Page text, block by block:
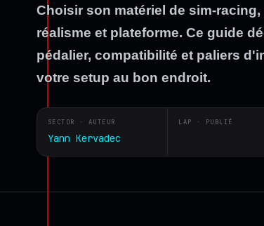
Choisir son matériel de sim-
réalisme et plateforme. Ce guide
pédalier, compatibilité et paliers
votre setup au bon endroit.
SECTOR · AUTEUR
Yann Kervadec
LAP · PUBLIÉ